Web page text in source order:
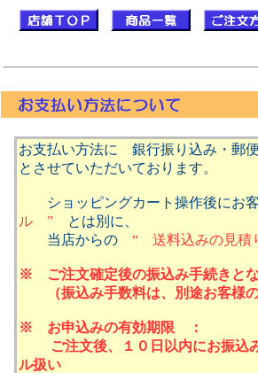
お支払い方法に 銀行振り込み・郵
とさせていただいております。
ショッピングカート操作後にお
ル ”
とは別に、
当店からの “ 送料込みの見積
※ ご注文確定後の振込み手続きと
（振込み手数料は、別途お客様の
※ お申込みの有効期限 ：
ご注文後、１０日以内にお振込み
ル扱い